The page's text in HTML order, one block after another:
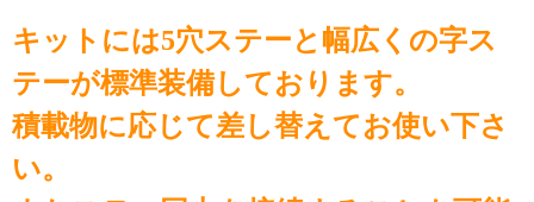
キットには5穴ステーと幅広くの字ス
テーが標準装備しております。
積載物に応じて差し替えてお使い下さ
い。